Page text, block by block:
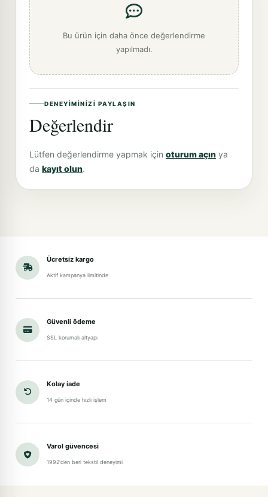
Bu ürün için daha önce değerlendirme
yapılmadı.
DENEYIMINIZI PAYLAŞIN
Değerlendir
Lütfen değerlendirme yapmak için oturum açın ya
da kayıt olun.
Ücretsiz kargo
Aktif kampanya limitinde
Güvenli ödeme
SSL korumalı altyapı
Kolay iade
14 gün içinde hızlı işlem
Varol güvencesi
1992'den beri tekstil deneyimi